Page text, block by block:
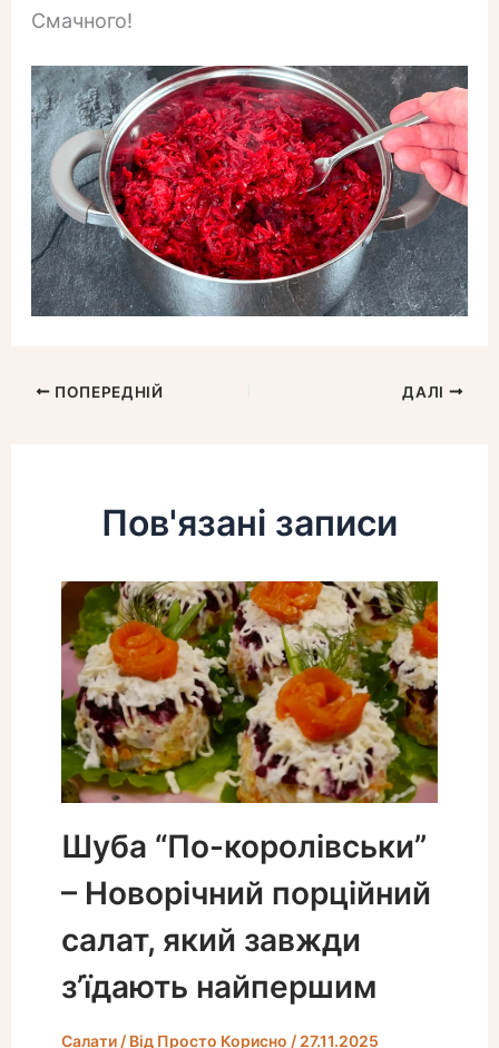
Смачного!
ПОПЕРЕДНІЙ ДАЛІ
Пов'язані записи
Шуба “По-королівськи”
– Новорічний порційний
салат, який завжди
з’їдають найпершим
Салати/ Від Просто Корисно / 27.11.2025